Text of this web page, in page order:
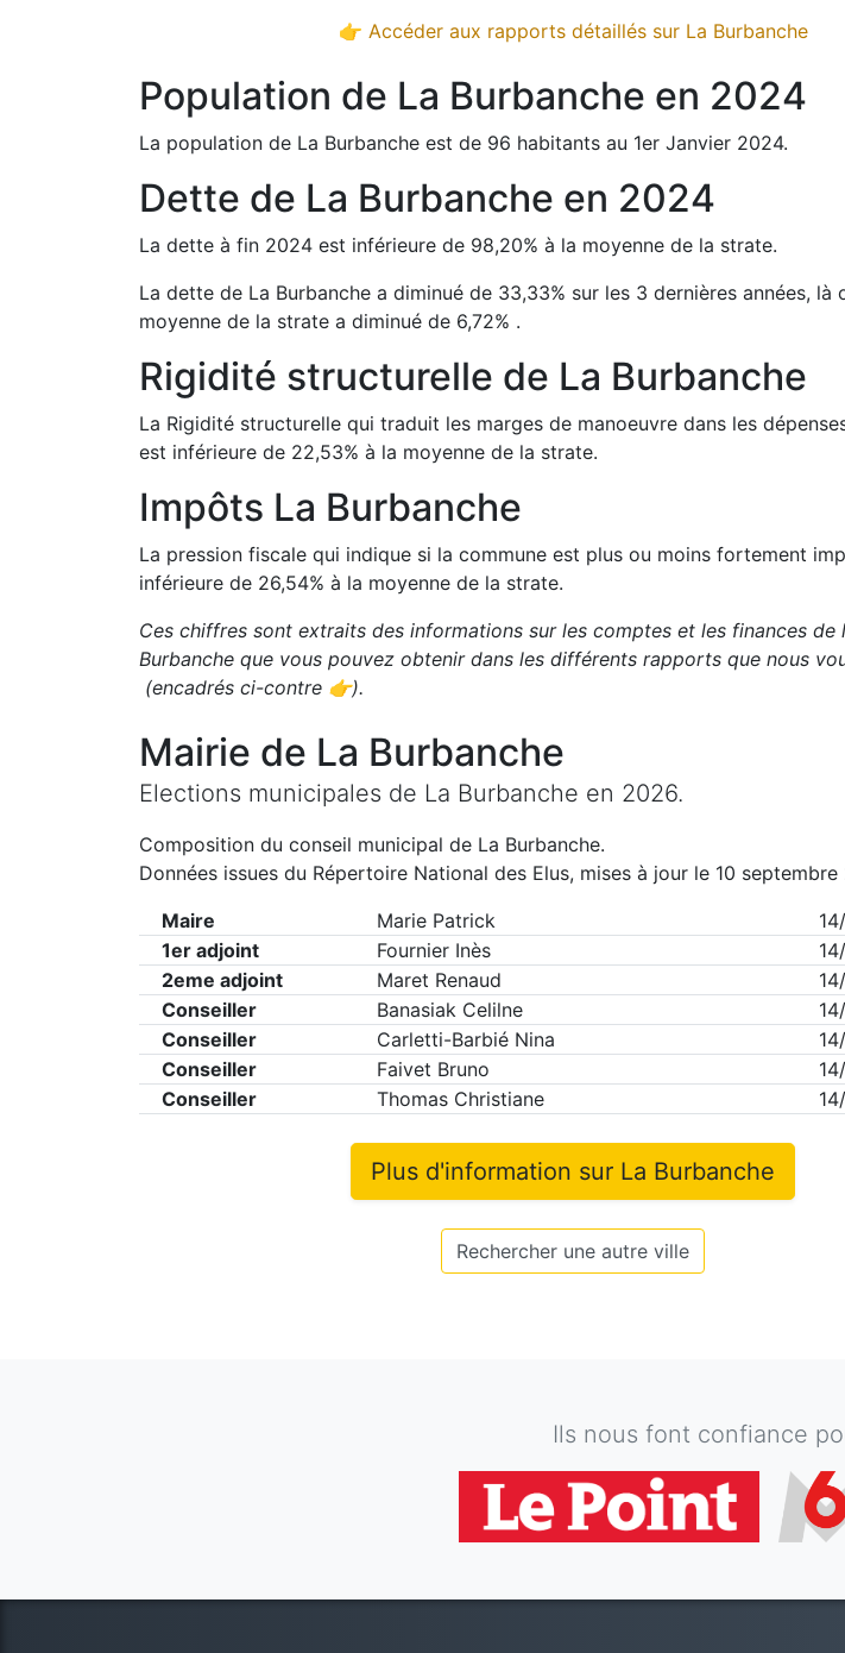
👉 Accéder aux rapports détaillés sur La Burbanche
Population de La Burbanche en 2024
La population de La Burbanche est de 96 habitants au 1er Janvier 2024.
Dette de La Burbanche en 2024
La dette à fin 2024 est inférieure de 98,20% à la moyenne de la strate.
La dette de La Burbanche a diminué de 33,33% sur les 3 dernières années, là
moyenne de la strate a diminué de 6,72% .
Rigidité structurelle de La Burbanche
La Rigidité structurelle qui traduit les marges de manoeuvre dans les
est inférieure de 22,53% à la moyenne de la strate.
Impôts La Burbanche
La pression fiscale qui indique si la commune est plus ou moins fortement
inférieure de 26,54% à la moyenne de la strate.
Ces chiffres sont extraits des informations sur les comptes et les finances de
Burbanche que vous pouvez obtenir dans les différents rapports que nous
(encadrés ci-contre 👉).
Mairie de La Burbanche
Elections municipales de La Burbanche en 2026.
Composition du conseil municipal de La Burbanche.
Données issues du Répertoire National des Elus, mises à jour le 10 septembre
Maire
Marie Patrick
1er adjoint
Fournier Inès
2eme adjoint
Maret Renaud
Conseiller
Banasiak Celilne
Conseiller
Carletti-Barbié Nina
Conseiller
Faivet Bruno
Conseiller
Thomas Christiane
Plus d'information sur La Burbanche
Rechercher une autre ville
Ils nous font confiance